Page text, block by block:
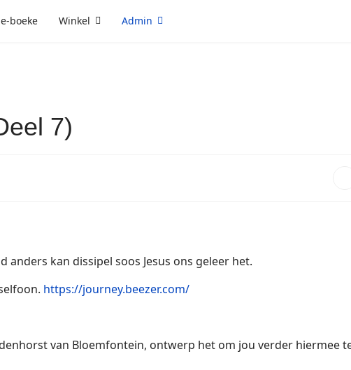
boeke Winkel Admin
7)
kan dissipel soos Jesus ons geleer het.
https://journey.beezer.com/
van Bloemfontein, ontwerp het om jou verder hiermee